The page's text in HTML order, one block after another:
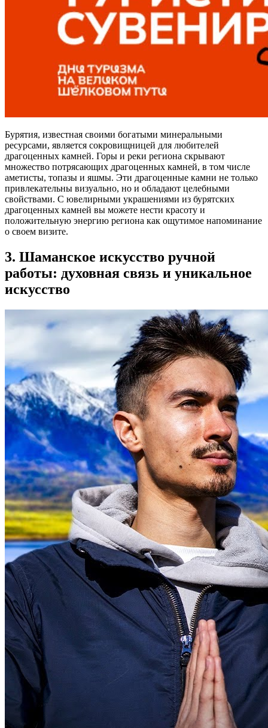
Бурятия, известная своими богатыми минеральными
ресурсами, является сокровищницей для любителей
драгоценных камней. Горы и реки региона скрывают
множество потрясающих драгоценных камней, в том числе
аметисты, топазы и яшмы. Эти драгоценные камни не только
привлекательны визуально, но и обладают целебными
свойствами. С ювелирными украшениями из бурятских
драгоценных камней вы можете нести красоту и
положительную энергию региона как ощутимое напоминание
о своем визите.
3. Шаманское искусство ручной
работы: духовная связь и уникальное
искусство